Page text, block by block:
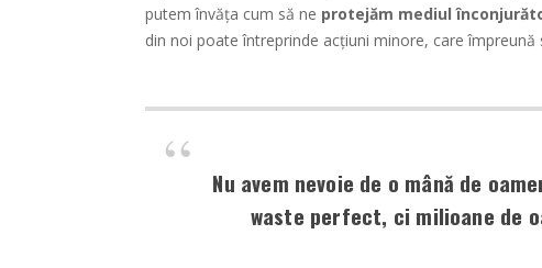
putem învăța cum să ne protejăm mediul
din noi poate întreprinde acțiuni minore, care împreună
Nu avem nevoie de o mână de
waste perfect, ci milioane de